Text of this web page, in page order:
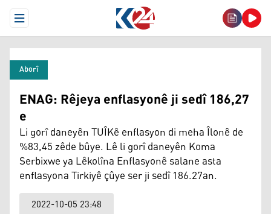
Open Menu
Aborî
ENAG: Rêjeya enflasyonê ji sedî 186,27
e
Li gorî daneyên TUÎKê enflasyon di meha Îlonê de
%83,45 zêde bûye. Lê li gorî daneyên Koma
Serbixwe ya Lêkolîna Enflasyonê salane asta
enflasyona Tirkiyê çûye ser ji sedî 186.27an.
2022-10-05 23:48